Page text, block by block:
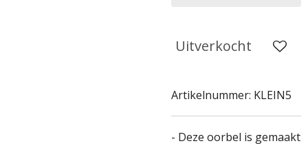
Uitverkocht
Artikelnummer: KLEIN5
- Deze oorbel is gemaakt